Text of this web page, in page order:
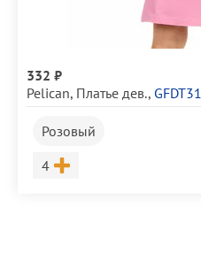
332 ₽
Pelican, Платье дев.,
Розовый
Размер
4